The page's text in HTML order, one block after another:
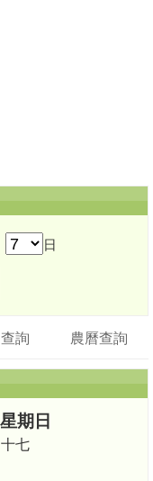
日
詢 農曆查詢
期日
七